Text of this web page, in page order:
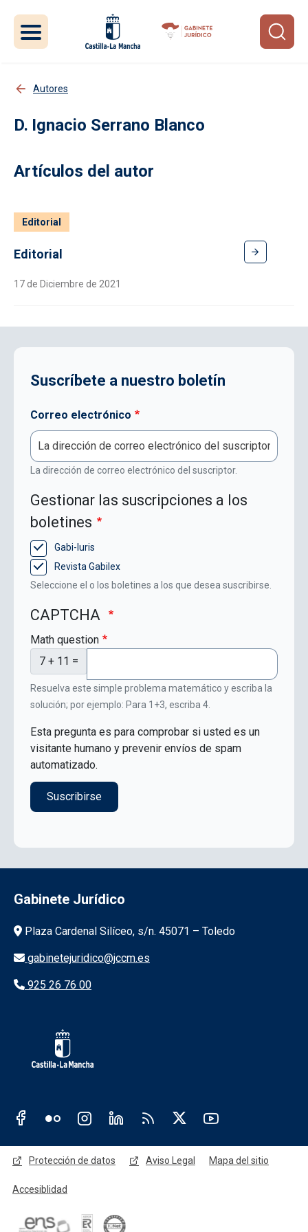
Autores
Ignacio Serrano Blanco
Artículos del autor
Editorial
Editorial
17 de Diciembre de 2021
Suscríbete a nuestro boletín
Correo electrónico
La dirección de correo electrónico del suscriptor.
Gestionar las suscripciones a los
boletines
Gabi-Iuris
Revista Gabilex
Seleccione el o los boletines a los que desea suscribirse.
CAPTCHA
Math question
7 + 11 =
Resuelva este simple problema matemático y escriba la
solución; por ejemplo: Para 1+3, escriba 4.
Esta pregunta es para comprobar si usted es un
visitante humano y prevenir envíos de spam
automatizado.
Gabinete Jurídico
Información de la institución
Plaza Cardenal Silíceo, s/n. 45071 – Toledo
gabinetejuridico@jccm.es
925 26 76 00
Redes sociales JCCM
Menú legal
Protección de datos Aviso Legal Mapa del sitio
Accesiblidad